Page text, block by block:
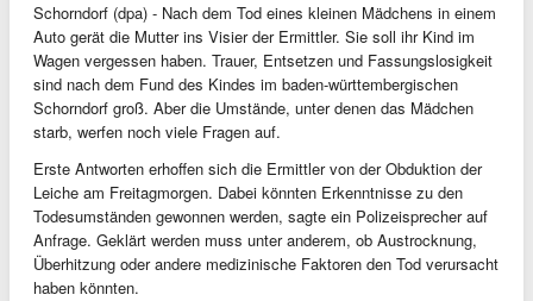
Schorndorf (dpa) - Nach dem Tod eines kleinen Mädchens in einem
Auto gerät die Mutter ins Visier der Ermittler. Sie soll ihr Kind im
Wagen vergessen haben. Trauer, Entsetzen und Fassungslosigkeit
sind nach dem Fund des Kindes im baden-württembergischen
Schorndorf groß. Aber die Umstände, unter denen das Mädchen
starb, werfen noch viele Fragen auf.
Erste Antworten erhoffen sich die Ermittler von der Obduktion der
Leiche am Freitagmorgen. Dabei könnten Erkenntnisse zu den
Todesumständen gewonnen werden, sagte ein Polizeisprecher auf
Anfrage. Geklärt werden muss unter anderem, ob Austrocknung,
Überhitzung oder andere medizinische Faktoren den Tod verursacht
haben könnten.